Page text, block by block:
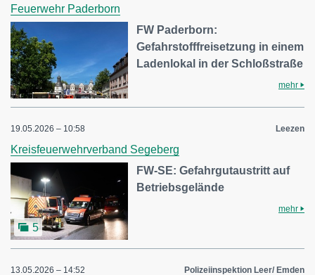
Feuerwehr Paderborn
FW Paderborn:
Gefahrstofffreisetzung in einem
Ladenlokal in der Schloßstraße
mehr
19.05.2026 – 10:58 Leezen
Kreisfeuerwehrverband Segeberg
5
FW-SE: Gefahrgutaustritt auf
Betriebsgelände
mehr
13.05.2026 – 14:52 Polizeiinspektion Leer/ Emden